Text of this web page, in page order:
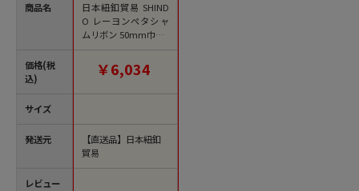
商品名
価格(税
込)
サイズ
発送元
レビュー
日本紐釦貿易 SHIND
O レーヨンペタシャ
ムリボン 50mm巾×1
5m巻 SIC100-50-52
【直送品】
￥6,034
【直送品】日本紐釦
貿易